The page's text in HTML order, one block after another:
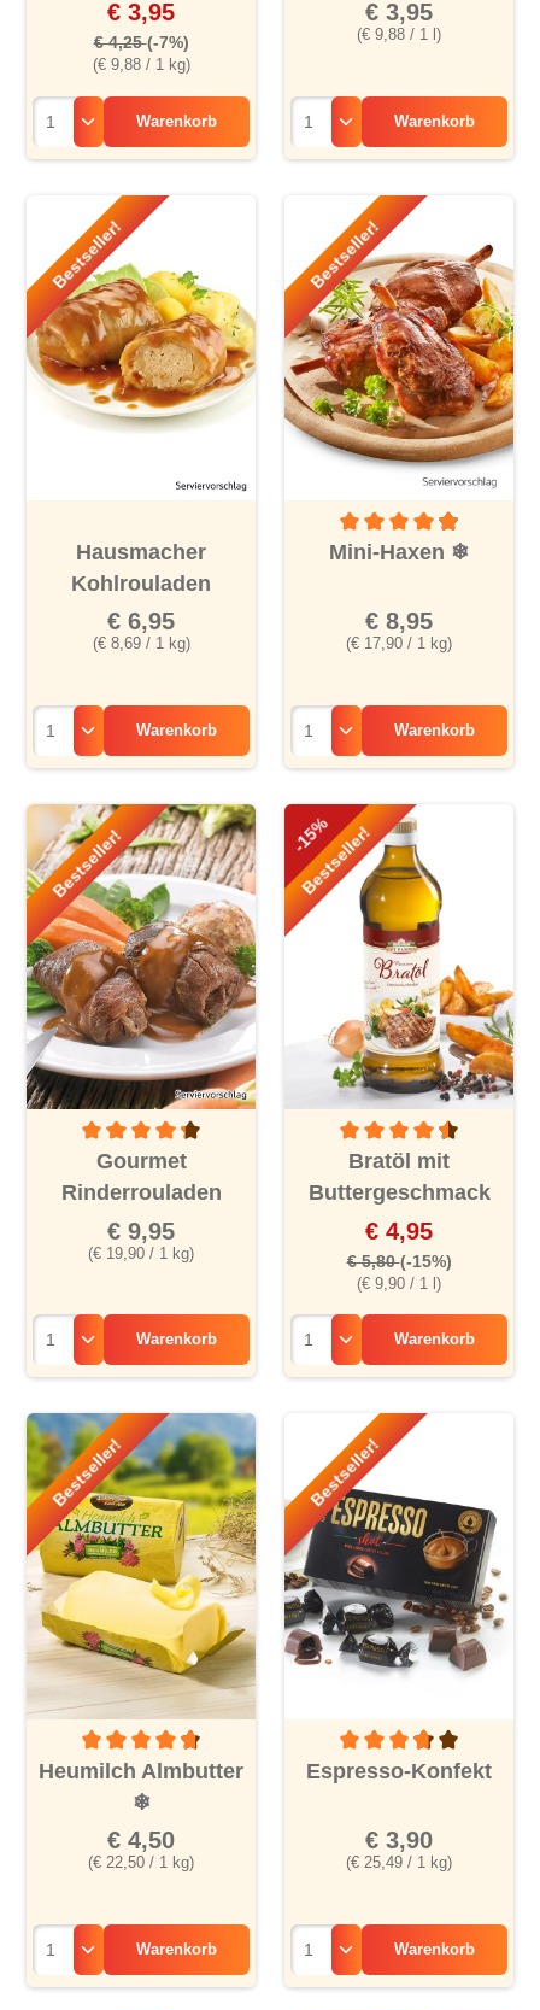
(€ 9,88 / 1 kg)
€ 3,95
€ 4,25(-7%)
Warenkorb
(€ 9,88 / 1 l)
€ 3,95
Warenkorb
Bestseller!
Hausmacher
Kohlrouladen
(€ 8,69 / 1 kg)
€ 6,95
Warenkorb
Bestseller!
Durchschnittliche
Mini-Haxen ❄
(€ 17,90 / 1 kg)
€ 8,95
Warenkorb
Bestseller!
Durchschnittliche Bewertung von 4.2 von 5 Sternen
Gourmet
Rinderrouladen
(€ 19,90 / 1 kg)
€ 9,95
Warenkorb
-15%
Bestseller!
Durchschnittliche
Bratöl mit
Buttergeschmack
(€ 9,90 / 1 l)
€ 4,95
€ 5,80(-15%)
Warenkorb
Bestseller!
Durchschnittliche Bewertung von 4.6 von 5 Sternen
Heumilch Almbutter
❄
(€ 22,50 / 1 kg)
€ 4,50
Warenkorb
Bestseller!
Durchschnittliche
Espresso-Konfekt
(€ 25,49 / 1 kg)
€ 3,90
Warenkorb